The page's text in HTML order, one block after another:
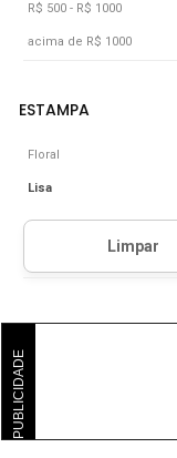
R$ 500 - R$ 1000
acima de R$ 1000
Floral
Lisa
PUBLICIDADE